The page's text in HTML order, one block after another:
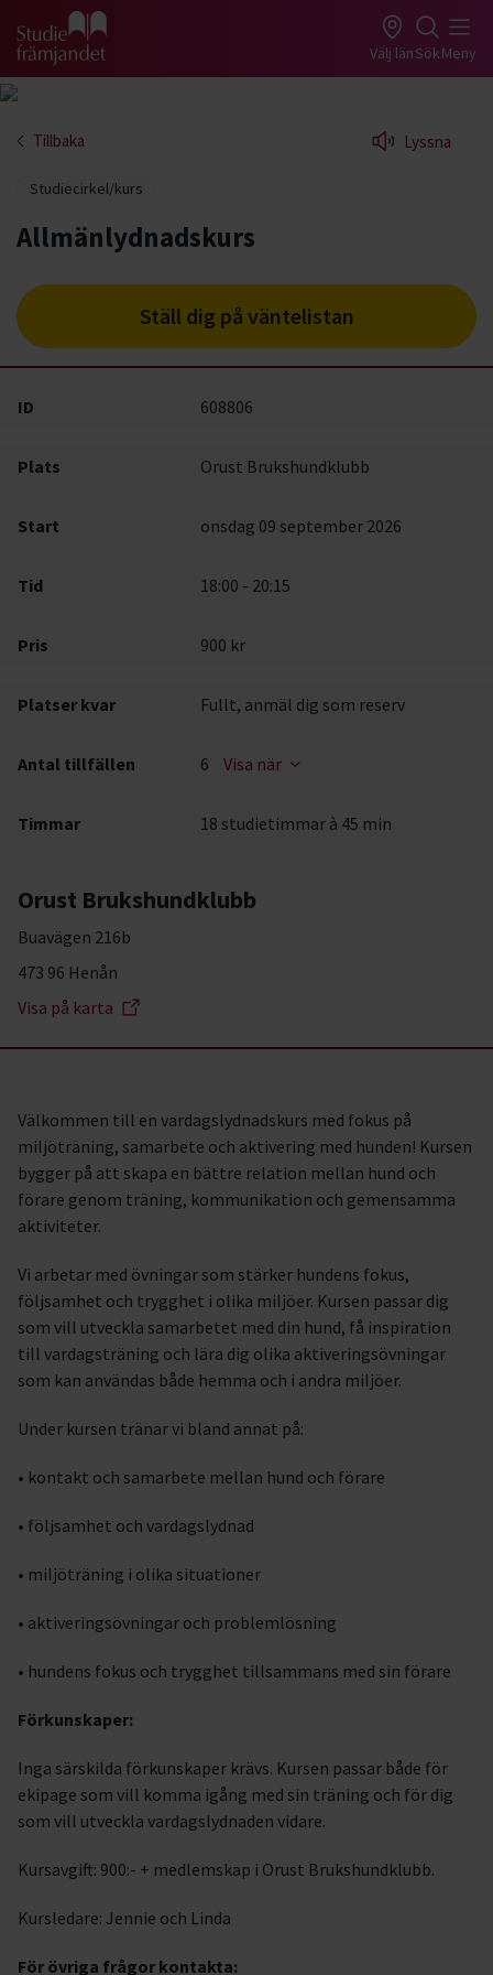
Gå till studiefrämjandets startsida Välj länSökMeny
Tillbaka Lyssna
Studiecirkel/kurs
Allmänlydnadskurs
Ställ dig på väntelistan
ID 608806
Plats Orust Brukshundklubb
Start onsdag 09 september 2026
Tid 18:00 - 20:15
Pris 900 kr
Platser kvar Fullt, anmäl dig som reserv
Antal tillfällen 6 Visa när
Timmar 18 studietimmar à 45 min
Orust Brukshundklubb
Buavägen 216b
473 96 Henån
Visa på karta
Välkommen till en vardagslydnadskurs med fokus på
miljöträning, samarbete och aktivering med hunden! Kursen
bygger på att skapa en bättre relation mellan hund och
förare genom träning, kommunikation och gemensamma
aktiviteter.
Vi arbetar med övningar som stärker hundens fokus,
följsamhet och trygghet i olika miljöer. Kursen passar dig
som vill utveckla samarbetet med din hund, få inspiration
till vardagsträning och lära dig olika aktiveringsövningar
som kan användas både hemma och i andra miljöer.
Under kursen tränar vi bland annat på:
• kontakt och samarbete mellan hund och förare
• följsamhet och vardagslydnad
• miljöträning i olika situationer
• aktiveringsövningar och problemlösning
• hundens fokus och trygghet tillsammans med sin förare
Förkunskaper:
Inga särskilda förkunskaper krävs. Kursen passar både för
ekipage som vill komma igång med sin träning och för dig
som vill utveckla vardagslydnaden vidare.
Kursavgift: 900:- + medlemskap i Orust Brukshundklubb.
Kursledare: Jennie och Linda
För övriga frågor kontakta: